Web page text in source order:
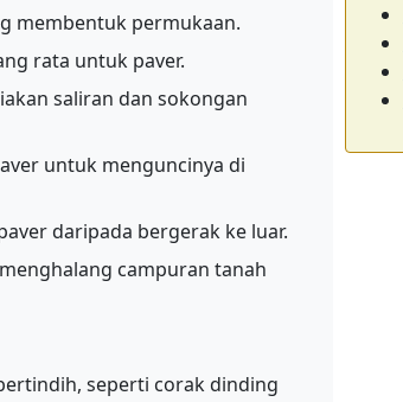
membentuk permukaan.
rata untuk paver.
saliran dan sokongan
untuk menguncinya di
daripada bergerak ke luar.
campuran tanah
seperti corak dinding